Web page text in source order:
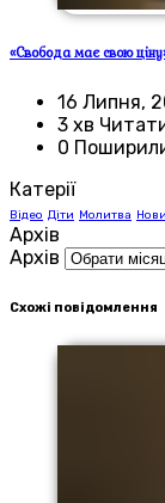
«Свобода має свою
16 Липня,
3 хв
0
Катерії
Відео Діти Молитва
Архів
Архів
Схожі повідомлення